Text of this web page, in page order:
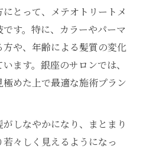
とって、メテオトリートメ
す。特に、カラーやパーマ
や、年齢による髪質の変化
ます。銀座のサロンでは、
めた上で最適な施術プラン
しなやかになり、まとまり
々しく見えるようになっ